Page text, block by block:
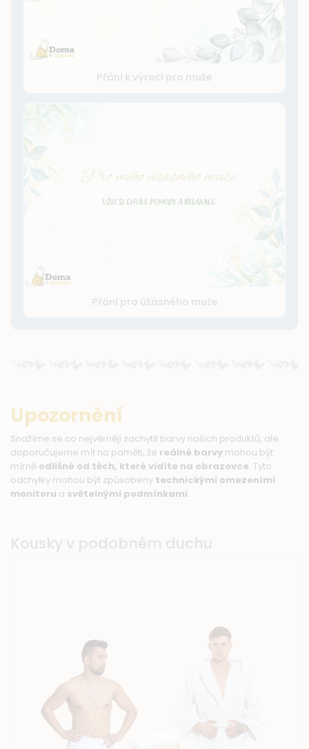
Přání k výročí pro muže
Přání pro úžasného muže
Upozornění
Snažíme se co nejvěrněji zachytit barvy našich produktů, ale
doporučujeme mít na paměti, že reálné barvy mohou být
mírně odlišné od těch, které vidíte na obrazovce. Tyto
odchylky mohou být způsobeny technickými omezeními
monitoru a světelnými podmínkami.
Kousky v podobném duchu